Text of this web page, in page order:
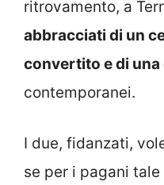
ritrovamento, a
abbracciati di un
convertito e di
contemporanei.
I due, fidanzati,
se per i pagani